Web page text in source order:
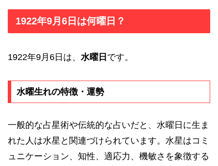
1922年9月6日は何曜日？
1922年9月6日は、 水曜日 です。
水曜生れの特徴・運勢
一般的な占星術や伝統的な占いだと、水曜日に生ま
れた人は水星と関連づけられています。水星はコミ
ュニケーション、知性、適応力、機敏さを象徴する